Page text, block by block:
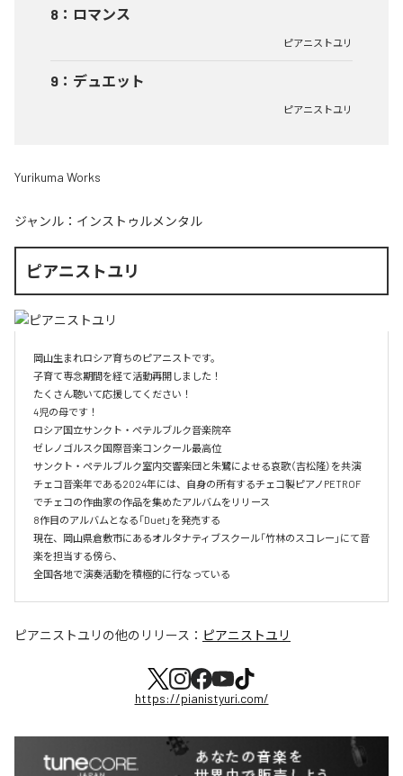
8 ： ロマンス
ピアニストユリ
9 ： デュエット
ピアニストユリ
Yurikuma Works
ジャンル： インストゥルメンタル
ピアニストユリ
岡山生まれロシア育ちのピアニストです。
子育て専念期間を経て活動再開しました！
たくさん聴いて応援してください！
4児の母です！
ロシア国立サンクト・ペテルブルク音楽院卒
ゼレノゴルスク国際音楽コンクール最高位
サンクト・ペテルブルク室内交響楽団と朱鷺によせる哀歌（吉松隆）を共演
チェコ音楽年である2024年には、自身の所有するチェコ製ピアノPETROF
でチェコの作曲家の作品を集めたアルバムをリリース
8作目のアルバムとなる「Duet」を発売する
現在、岡山県倉敷市にあるオルタナティブスクール「竹林のスコレー」にて音
楽を担当する傍ら、
ピアニストユリ の他のリリース： ピアニストユリ
https://pianistyuri.com/